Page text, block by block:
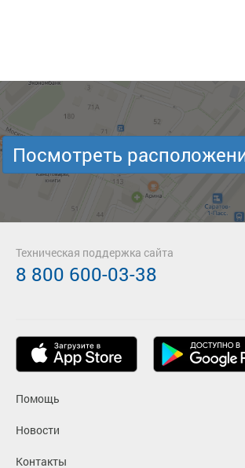
Посмотреть
Помощь
Новости
Контакты
Техническая поддержка сайта
8 800 600-03-38